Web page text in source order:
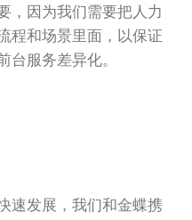
，因为我们需要把人力
程和场景里面，以保证
台服务差异化。
速发展，我们和金蝶携